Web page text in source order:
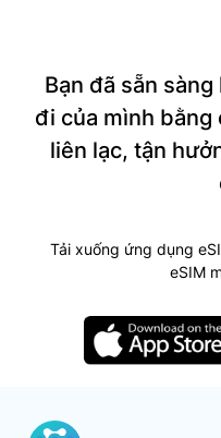
Bạn đã sẵn
đi của mình bằng
liên lạc, tận
Tải xuống ứng dụng
eSIM